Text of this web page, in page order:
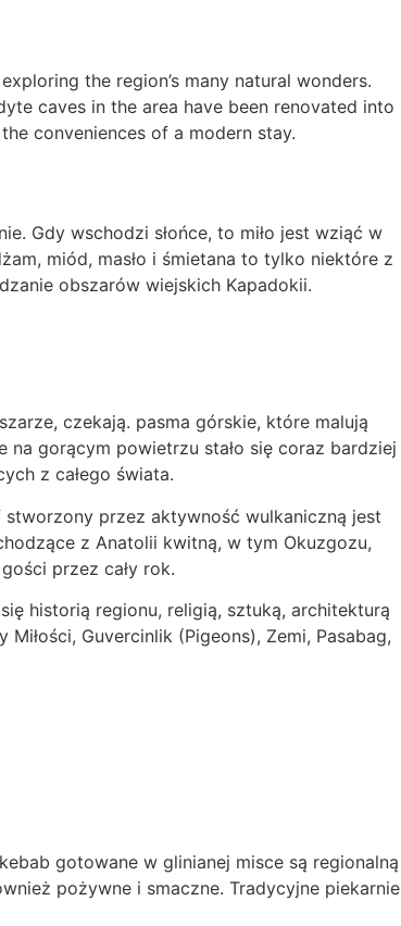
the region’s many natural wonders.
caves in the area have been renovated into
conveniences of a modern stay.
Gdy wschodzi słońce, to miło jest wziąć w
miód, masło i śmietana to tylko niektóre z
obszarów wiejskich Kapadokii.
czekają. pasma górskie, które malują
gorącym powietrzu stało się coraz bardziej
z całego świata.
przez aktywność wulkaniczną jest
z Anatolii kwitną, w tym Okuzgozu,
przez cały rok.
historią regionu, religią, sztuką, architekturą
Guvercinlik (Pigeons), Zemi, Pasabag,
gotowane w glinianej misce są regionalną
pożywne i smaczne. Tradycyjne piekarnie